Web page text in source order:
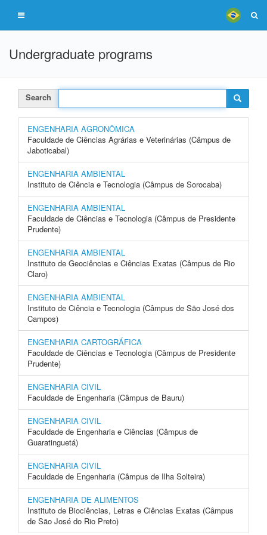
Undergraduate programs
Search
ENGENHARIA AGRONÔMICA
Faculdade de Ciências Agrárias e Veterinárias (Câmpus de
Jaboticabal)
ENGENHARIA AMBIENTAL
Instituto de Ciência e Tecnologia (Câmpus de Sorocaba)
ENGENHARIA AMBIENTAL
Faculdade de Ciências e Tecnologia (Câmpus de Presidente
Prudente)
ENGENHARIA AMBIENTAL
Instituto de Geociências e Ciências Exatas (Câmpus de Rio
Claro)
ENGENHARIA AMBIENTAL
Instituto de Ciência e Tecnologia (Câmpus de São José dos
Campos)
ENGENHARIA CARTOGRÁFICA
Faculdade de Ciências e Tecnologia (Câmpus de Presidente
Prudente)
ENGENHARIA CIVIL
Faculdade de Engenharia (Câmpus de Bauru)
ENGENHARIA CIVIL
Faculdade de Engenharia e Ciências (Câmpus de
Guaratinguetá)
ENGENHARIA CIVIL
Faculdade de Engenharia (Câmpus de Ilha Solteira)
ENGENHARIA DE ALIMENTOS
Instituto de Biociências, Letras e Ciências Exatas (Câmpus
de São José do Rio Preto)